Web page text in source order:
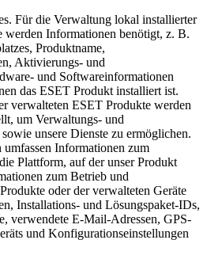
Für die Verwaltung lokal installierter
werden Informationen benötigt, z. B.
Produktname,
Aktivierungs- und
und Softwareinformationen
das ESET Produkt installiert ist.
verwalteten ESET Produkte werden
um Verwaltungs- und
unsere Dienste zu ermöglichen.
umfassen Informationen zum
Plattform, auf der unser Produkt
zum Betrieb und
oder der verwalteten Geräte
Installations- und Lösungspaket-IDs,
verwendete E-Mail-Adressen, GPS-
und Konfigurationseinstellungen